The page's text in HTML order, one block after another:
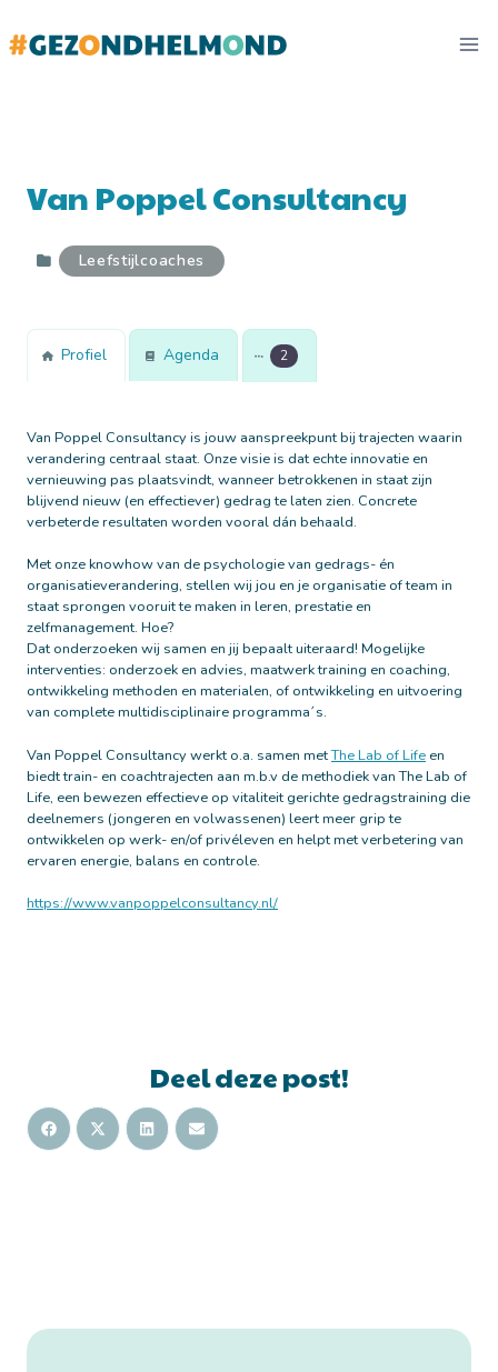
naar
Van Poppel Consultancy
Leefstijlcoaches
Profiel Agenda 2
Van Poppel Consultancy is jouw aanspreekpunt bij trajecten waarin
verandering centraal staat. Onze visie is dat echte innovatie en
vernieuwing pas plaatsvindt, wanneer betrokkenen in staat zijn
blijvend nieuw (en effectiever) gedrag te laten zien. Concrete
verbeterde resultaten worden vooral dán behaald.
Met onze knowhow van de psychologie van gedrags- én
organisatieverandering, stellen wij jou en je organisatie of team in
staat sprongen vooruit te maken in leren, prestatie en
zelfmanagement. Hoe?
Dat onderzoeken wij samen en jij bepaalt uiteraard! Mogelijke
interventies: onderzoek en advies, maatwerk training en coaching,
ontwikkeling methoden en materialen, of ontwikkeling en uitvoering
van complete multidisciplinaire programma´s.
Van Poppel Consultancy werkt o.a. samen metThe Lab of Life en
biedt train- en coachtrajecten aan m.b.v de methodiek van The Lab of
Life, een bewezen effectieve op vitaliteit gerichte gedragstraining die
deelnemers (jongeren en volwassenen) leert meer grip te
ontwikkelen op werk- en/of privéleven en helpt met verbetering van
ervaren energie, balans en controle.
https://www.vanpoppelconsultancy.nl/
Deel deze post!